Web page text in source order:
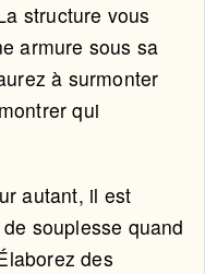
structure vous
armure sous sa
à surmonter
qui
autant, il est
souplesse quand
des